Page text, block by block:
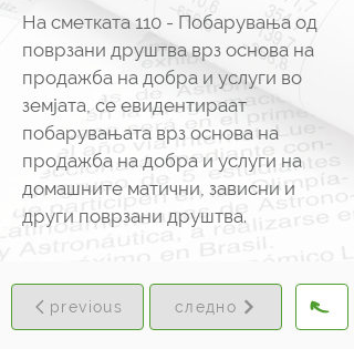
На сметката 110 - Побарувања од
поврзани друштва врз основа на
продажба на добра и услуги во
земјата, се евидентираат
побарувањата врз основа на
продажба на добра и услуги на
домашните матични, зависни и
други поврзани друштва.
previous следно